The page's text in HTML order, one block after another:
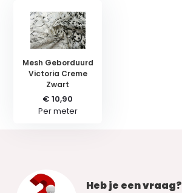
Mesh Geborduurd
Victoria Creme
Zwart
€ 10,90
Per meter
Heb je een vraag?